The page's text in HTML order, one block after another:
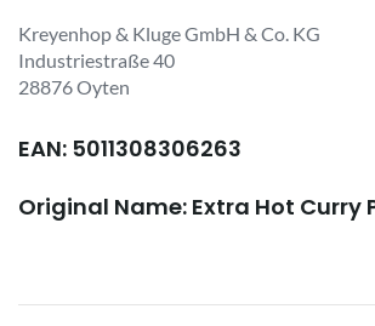
Kreyenhop & Kluge GmbH & Co. KG
Industriestraße 40
28876 Oyten
EAN: 5011308306263
Original Name: Extra Hot Curry